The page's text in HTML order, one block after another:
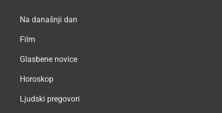
Na današnji dan
Film
Glasbene novice
Horoskop
Ljudski pregovori